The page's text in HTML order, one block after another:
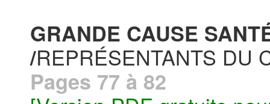
GRANDE CAUSE
/REPRÉSENTANTS DU
Pages 77 à 82